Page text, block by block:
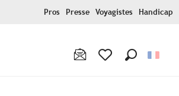
Pros Presse Voyagistes Handicap